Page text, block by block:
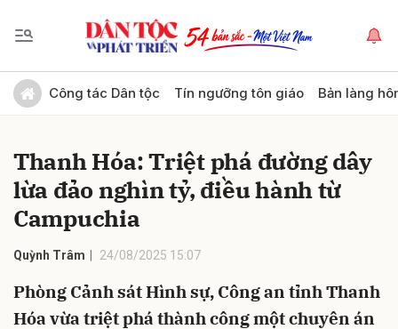
Công tác Dân tộc Tín ngưỡng tôn giáo Bản làng
Thanh Hóa: Triệt phá đường dây
lừa đảo nghìn tỷ, điều hành từ
Campuchia
Quỳnh Trâm 24/08/2025 15:07
Phòng Cảnh sát Hình sự, Công an tỉnh Thanh
Hóa vừa triệt phá thành công một chuyên án
Gửi bình luận